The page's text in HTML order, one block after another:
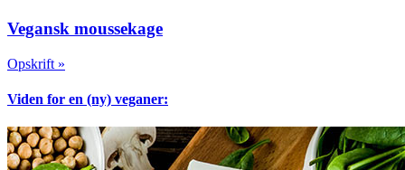
Vegansk moussekage
Opskrift »
Viden for en (ny) veganer: